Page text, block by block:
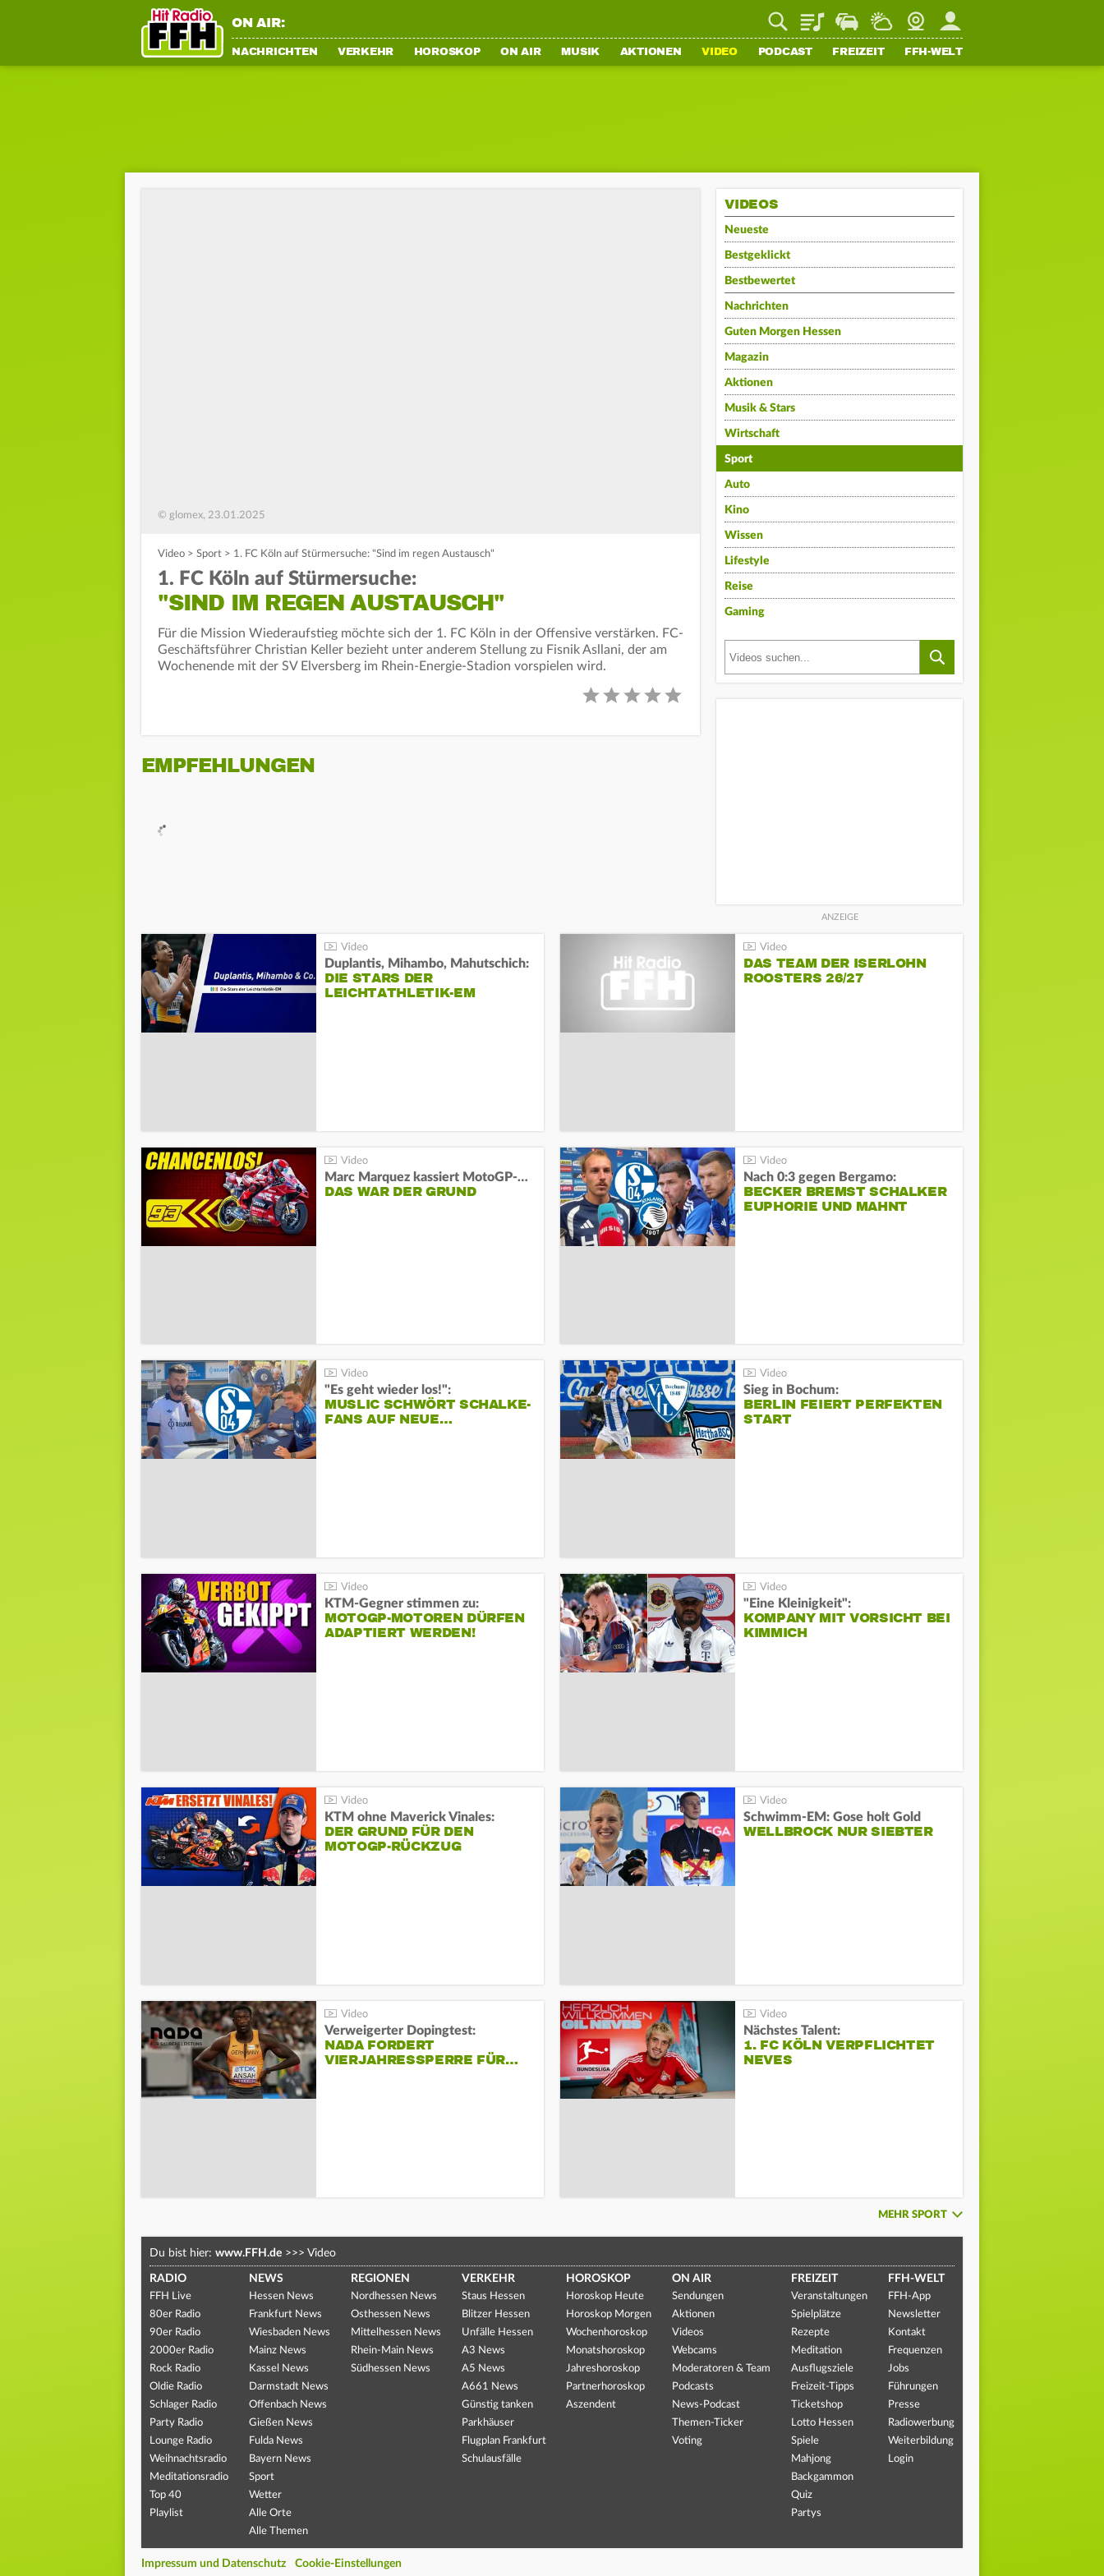
ON AIR: PlaylistStaupilotWetterWebcamMein FFH
NACHRICHTEN VERKEHR HOROSKOP ON AIR MUSIK AKTIONEN VIDEO PODCAST FREIZEIT FFH-WELT
© glomex, 23.01.2025
Video > Sport > 1. FC Köln auf Stürmersuche: "Sind im regen Austausch"
1. FC Köln auf Stürmersuche:
"SIND IM REGEN AUSTAUSCH"
Für die Mission Wiederaufstieg möchte sich der 1. FC Köln in der Offensive verstärken. FC-
Geschäftsführer Christian Keller bezieht unter anderem Stellung zu Fisnik Asllani, der am
Wochenende mit der SV Elversberg im Rhein-Energie-Stadion vorspielen wird.
EMPFEHLUNGEN
VIDEOS
Neueste
Bestgeklickt
Bestbewertet
Nachrichten
Guten Morgen Hessen
Magazin
Aktionen
Musik & Stars
Wirtschaft
Sport
Auto
Kino
Wissen
Lifestyle
Reise
Gaming
Duplantis, Mihambo, Mahutschich:
DIE STARS DER
LEICHTATHLETIK-EM
DAS TEAM DER ISERLOHN
ROOSTERS 26/27
Marc Marquez kassiert MotoGP-Sprint-Schlappe:
DAS WAR DER GRUND
Nach 0:3 gegen Bergamo:
BECKER BREMST SCHALKER
EUPHORIE UND MAHNT
"Es geht wieder los!":
MUSLIC SCHWÖRT SCHALKE-
FANS AUF NEUE…
Sieg in Bochum:
BERLIN FEIERT PERFEKTEN
START
KTM-Gegner stimmen zu:
MOTOGP-MOTOREN DÜRFEN
ADAPTIERT WERDEN!
"Eine Kleinigkeit":
KOMPANY MIT VORSICHT BEI
KIMMICH
KTM ohne Maverick Vinales:
DER GRUND FÜR DEN
MOTOGP-RÜCKZUG
Schwimm-EM: Gose holt Gold
WELLBROCK NUR SIEBTER
Verweigerter Dopingtest:
NADA FORDERT
VIERJAHRESSPERRE FÜR…
Nächstes Talent:
1. FC KÖLN VERPFLICHTET
NEVES
MEHR SPORT
Du bist hier: www.FFH.de >>> Video
RADIO
FFH Live
80er Radio
90er Radio
2000er Radio
Rock Radio
Oldie Radio
Schlager Radio
Party Radio
Lounge Radio
Weihnachtsradio
Meditationsradio
Top 40
Playlist
NEWS
Hessen News
Frankfurt News
Wiesbaden News
Mainz News
Kassel News
Darmstadt News
Offenbach News
Gießen News
Fulda News
Bayern News
Sport
Wetter
Alle Orte
Alle Themen
REGIONEN
Nordhessen News
Osthessen News
Mittelhessen News
Rhein-Main News
Südhessen News
VERKEHR
Staus Hessen
Blitzer Hessen
Unfälle Hessen
A3 News
A5 News
A661 News
Günstig tanken
Parkhäuser
Flugplan Frankfurt
Schulausfälle
HOROSKOP
Horoskop Heute
Horoskop Morgen
Wochenhoroskop
Monatshoroskop
Jahreshoroskop
Partnerhoroskop
Aszendent
ON AIR
Sendungen
Aktionen
Videos
Webcams
Moderatoren & Team
Podcasts
News-Podcast
Themen-Ticker
Voting
FREIZEIT
Veranstaltungen
Spielplätze
Rezepte
Meditation
Ausflugsziele
Freizeit-Tipps
Ticketshop
Lotto Hessen
Spiele
Mahjong
Backgammon
Quiz
Partys
FFH-WELT
FFH-App
Newsletter
Kontakt
Frequenzen
Jobs
Führungen
Presse
Radiowerbung
Weiterbildung
Login
Impressum und Datenschutz Cookie-Einstellungen